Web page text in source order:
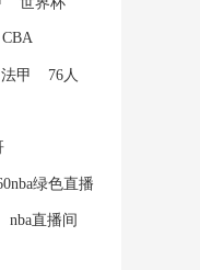
CBA
法甲 76人
绿色直播
nba直播间